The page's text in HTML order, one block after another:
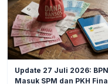
Update 27 Juli 2026:
Masuk SPM dan PKH